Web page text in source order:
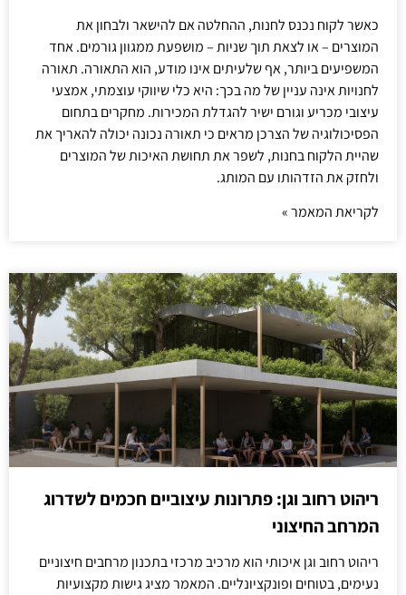
כאשר לקוח נכנס לחנות, ההחלטה אם להישאר ולבחון את
המוצרים – או לצאת תוך שניות – מושפעת ממגוון גורמים. אחד
המשפיעים ביותר, אף שלעיתים אינו מודע, הוא התאורה. תאורה
לחנויות אינה עניין של מה בכך: היא כלי שיווקי עוצמתי, אמצעי
עיצובי מכריע וגורם ישיר להגדלת המכירות. מחקרים בתחום
הפסיכולוגיה של הצרכן מראים כי תאורה נכונה יכולה להאריך את
שהיית הלקוח בחנות, לשפר את תחושת האיכות של המוצרים
ולחזק את הזדהותו עם המותג.
לקריאת המאמר »
ריהוט רחוב וגן: פתרונות עיצוביים חכמים לשדרוג
המרחב החיצוני
ריהוט רחוב וגן איכותי הוא מרכיב מרכזי בתכנון מרחבים חיצוניים
נעימים, בטוחים ופונקציונליים. המאמר מציג גישות מקצועיות